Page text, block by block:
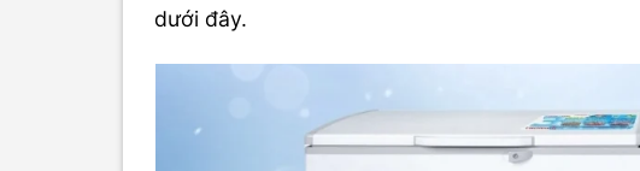
dưới đây.